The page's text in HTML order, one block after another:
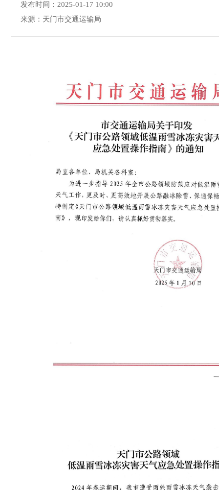
发布时间：2025-01-17 10:00
来源：天门市交通运输局